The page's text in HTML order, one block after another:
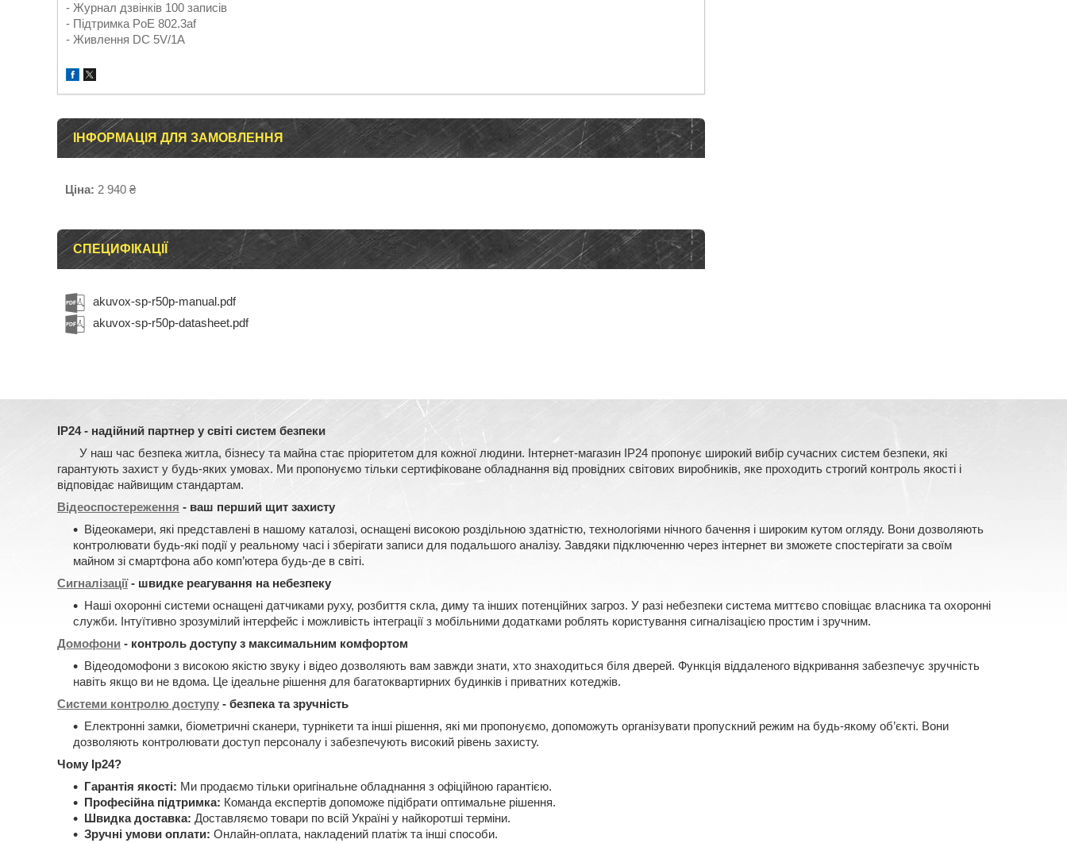
- Журнал дзвінків 100 записів
- Підтримка PoE 802.3af
- Живлення DC 5V/1A
ІНФОРМАЦІЯ ДЛЯ ЗАМОВЛЕННЯ
Ціна: 2 940 ₴
СПЕЦИФІКАЦІЇ
akuvox-sp-r50p-manual.pdf
akuvox-sp-r50p-datasheet.pdf
IP24 - надійний партнер у світі систем безпеки
У наш час безпека житла, бізнесу та майна стає пріоритетом для кожної людини. Інтернет-магазин IP24 пропонує широкий вибір сучасних систем безпеки, які
гарантують захист у будь-яких умовах. Ми пропонуємо тільки сертифіковане обладнання від провідних світових виробників, яке проходить строгий контроль якості і
відповідає найвищим стандартам.
Відеоспостереження - ваш перший щит захисту
Відеокамери, які представлені в нашому каталозі, оснащені високою роздільною здатністю, технологіями нічного бачення і широким кутом огляду. Вони дозволяють
контролювати будь-які події у реальному часі і зберігати записи для подальшого аналізу. Завдяки підключенню через інтернет ви зможете спостерігати за своїм
майном зі смартфона або комп’ютера будь-де в світі.
Сигналізації- швидке реагування на небезпеку
Наші охоронні системи оснащені датчиками руху, розбиття скла, диму та інших потенційних загроз. У разі небезпеки система миттєво сповіщає власника та охоронні
служби. Інтуїтивно зрозумілий інтерфейс і можливість інтеграції з мобільними додатками роблять користування сигналізацією простим і зручним.
Домофони - контроль доступу з максимальним комфортом
Відеодомофони з високою якістю звуку і відео дозволяють вам завжди знати, хто знаходиться біля дверей. Функція віддаленого відкривання забезпечує зручність
навіть якщо ви не вдома. Це ідеальне рішення для багатоквартирних будинків і приватних котеджів.
Системи контролю доступу - безпека та зручність
Електронні замки, біометричні сканери, турнікети та інші рішення, які ми пропонуємо, допоможуть організувати пропускний режим на будь-якому об’єкті. Вони
дозволяють контролювати доступ персоналу і забезпечують високий рівень захисту.
Чому Ip24?
Гарантія якості: Ми продаємо тільки оригінальне обладнання з офіційною гарантією.
Професійна підтримка: Команда експертів допоможе підібрати оптимальне рішення.
Швидка доставка: Доставляємо товари по всій Україні у найкоротші терміни.
Зручні умови оплати: Онлайн-оплата, накладений платіж та інші способи.